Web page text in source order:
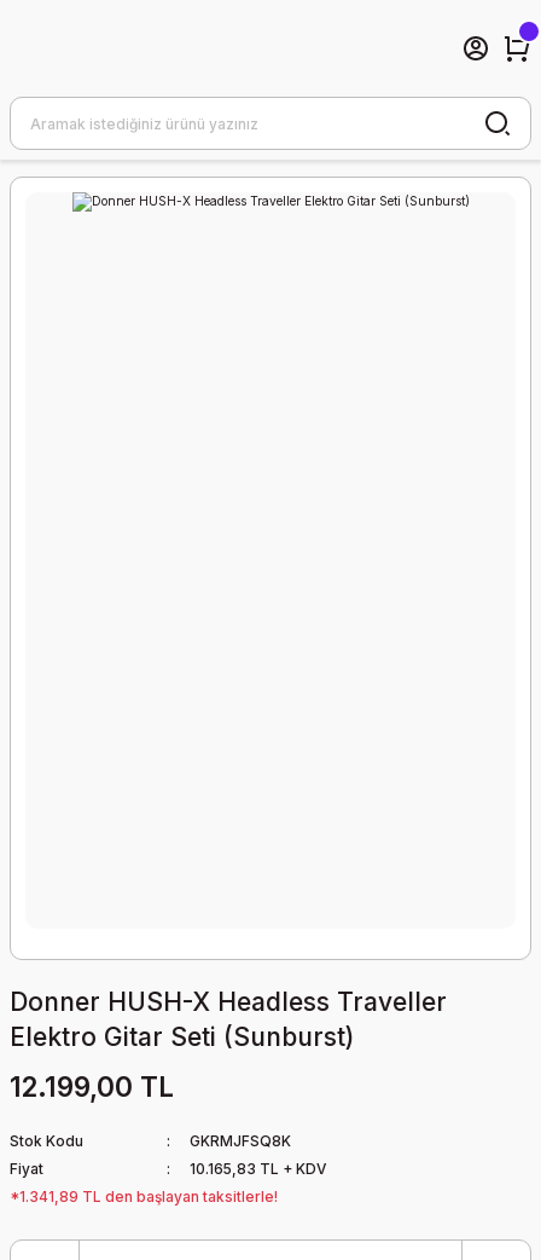
Donner HUSH-X Headless Traveller
Elektro Gitar Seti (Sunburst)
12.199,00 TL
Stok Kodu
GKRMJFSQ8K
Fiyat
10.165,83 TL + KDV
*1.341,89 TL den başlayan taksitlerle!